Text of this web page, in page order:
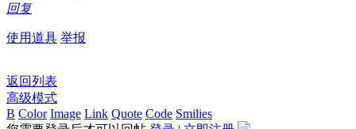
回复
使用道具 举报
返回列表
高级模式
B Color Image Link Quote Code Smilies